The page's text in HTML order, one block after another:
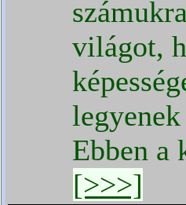
világot,
Ebben
[>>>]